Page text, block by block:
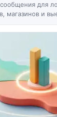
для
магазинов и